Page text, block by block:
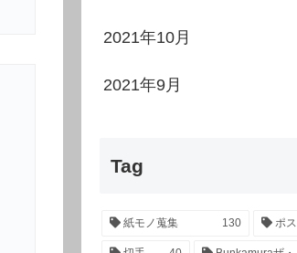
2021年10月
2021年9月
Tag
紙モノ蒐集 130 ポス